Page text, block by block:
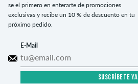
se el primero en enterarte de promociones
exclusivas y recibe un 10 % de descuento en tu
próximo pedido.
E-Mail
SUSCRÍBETE YA